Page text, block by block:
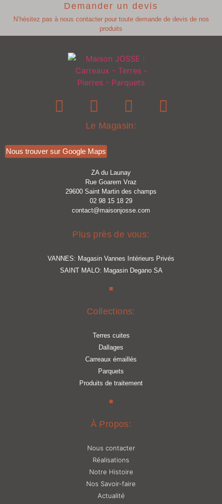
Demander un devis
N’hésitez pas à nous contacter pour toute demande de devis de nos
produits
Le Magasin:
Nous trouver sur Google Maps
ZA du Launay
Rue Goarem Vraz
29600 Saint Martin des champs
02 98 15 18 29
contact@maisonjosse.com
Plus près de vous:
VANNES: Magasin Vannes Intérieurs Privés
SAINT MALO: Magasin Degano SA
■
Collections:
Terres cuites
Dallages
Carreaux émaillés
Parquets
Produits de traitement
■
À Propos:
Nous contacter
Réalisations
Notre Histoire
Nos Savoir-faire
Actualité